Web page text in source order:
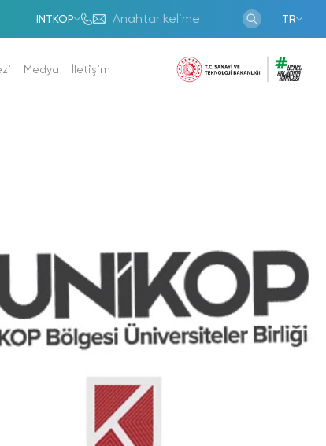
INTKOP TR
Medya İletişim